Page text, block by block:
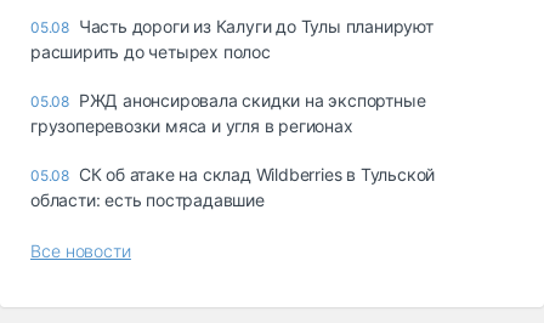
05.08 Часть дороги из Калуги до Тулы планируют
расширить до четырех полос
05.08 РЖД анонсировала скидки на экспортные
грузоперевозки мяса и угля в регионах
05.08 СК об атаке на склад Wildberries в Тульской
области: есть пострадавшие
Все новости